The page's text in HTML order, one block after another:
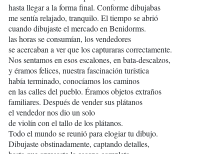
hasta llegar a la forma final. Conforme dibujabas
me sentía relajado, tranquilo. El tiempo se abrió
cuando dibujaste el mercado en Benidorms.
las horas se consumían, los vendedores
se acercaban a ver que los capturaras correctamente.
Nos sentamos en esos escalones, en bata-descalzos,
y éramos felices, nuestra fascinación turística
había terminado, conocíamos los caminos
en las calles del pueblo. Éramos objetos extraños
familiares. Después de vender sus plátanos
el vendedor nos dio un solo
de violín con el tallo de los plátanos.
Todo el mundo se reunió para elogiar tu dibujo.
Dibujaste obstinadamente, captando detalles,